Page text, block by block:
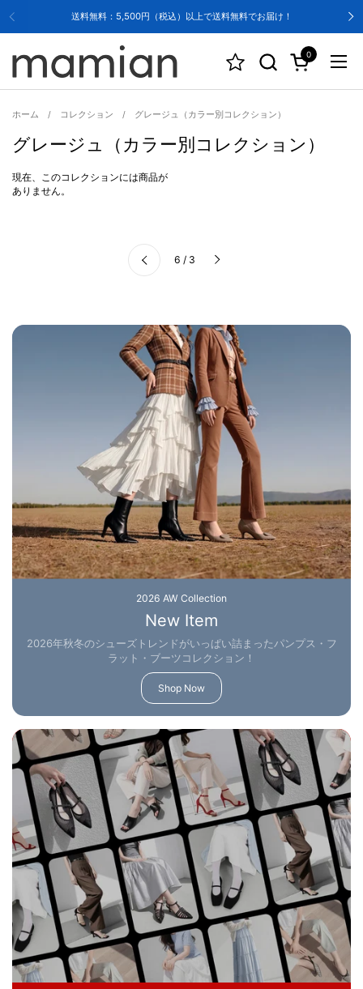
送料無料：5,500円（税込）以上で送料無料でお届け！
カートを開く
0
メニ
ホーム / コレクション / グレージュ（カラー別コレクション）
グレージュ（カラー別コレクション）
現在、このコレクションには商品が
ありません。
前へ 6 / 3 次へ
2026 AW Collection
New Item
2026年秋冬のシューズトレンドがいっぱい詰まったパンプス・フ
ラット・ブーツコレクション！
Shop Now